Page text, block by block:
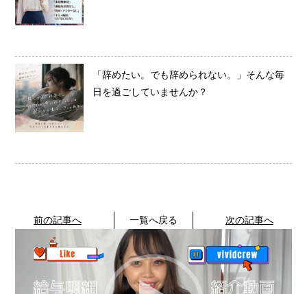
「辞めたい。でも辞められない。」そんな毎
日を過ごしていませんか？
前の記事へ 一覧へ戻る 次の記事へ